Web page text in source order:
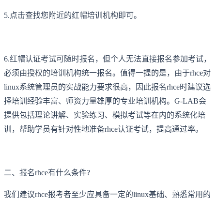
5.点击查找您附近的红帽培训机构即可。
6.红帽认证考试可随时报名，但个人无法直接报名参加考试，
必须由授权的培训机构统一报名。值得一提的是，由于rhce对
linux系统管理员的实战能力要求很高，因此报名rhce时建议选
择培训经验丰富、师资力量雄厚的专业培训机构。G-LAB会
提供包括理论讲解、实验练习、模拟考试等在内的系统化培
训，帮助学员有针对性地准备rhce认证考试，提高通过率。
二、报名rhce有什么条件?
我们建议rhce报考者至少应具备一定的linux基础、熟悉常用的